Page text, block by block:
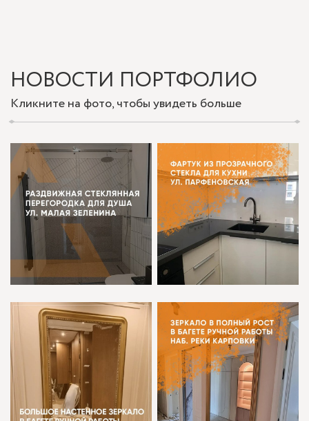
НОВОСТИ ПОРТФОЛИО
Кликните на фото, чтобы увидеть больше